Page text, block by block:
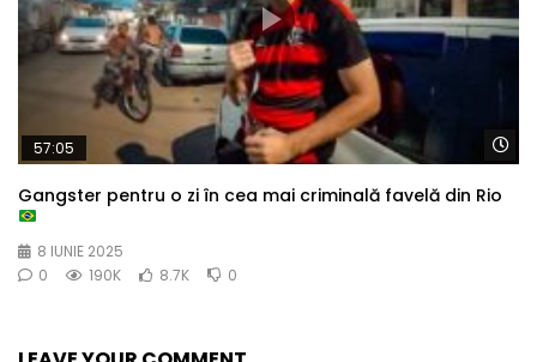
57:05
Gangster pentru o zi în cea mai criminală favelă din Rio
8 IUNIE 2025
0
190K 8.7K 0